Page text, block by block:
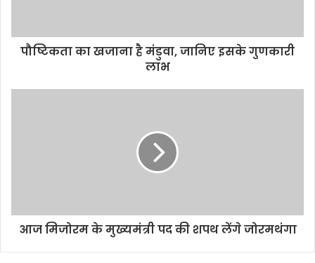
पौष्टिकता का खजाना है मंडुवा, जानिए इसके गुणकारी
लाभ
आज मिजोरम के मुख्‍यमंत्री पद की शपथ लेंगे जोरमथंगा